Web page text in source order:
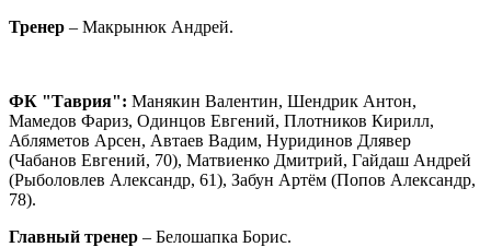
Тренер – Макрынюк Андрей.
ФК "Таврия": Манякин Валентин, Шендрик Антон,
Мамедов Фариз, Одинцов Евгений, Плотников Кирилл,
Абляметов Арсен, Автаев Вадим, Нуридинов Длявер
(Чабанов Евгений, 70), Матвиенко Дмитрий, Гайдаш Андрей
(Рыболовлев Александр, 61), Забун Артём (Попов Александр,
78).
Главный тренер – Белошапка Борис.